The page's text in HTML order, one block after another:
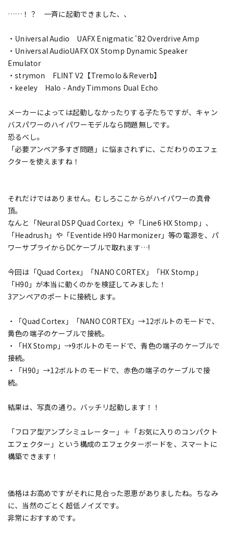
……！？ 一斉に起動できました、、
・Universal Audio UAFX Enigmatic '82 Overdrive Amp
・Universal AudioUAFX OX Stomp Dynamic Speaker
Emulator
・strymon FLINT V2【Tremolo＆Reverb】
・keeley Halo - Andy Timmons Dual Echo
メーカーによっては起動しなかったりする子たちですが、キャン
バスパワーのハイパワーモデルなら問題無しです。
恐るべし。
「必要アンペア多すぎ問題」に悩まされずに、こだわりのエフェ
クターを使えますね！
それだけではありません。むしろここからがハイパワーの真骨
頂。
なんと「Neural DSP Quad Cortex」や「Line6 HX Stomp」、
「Headrush」や「Eventide H90 Harmonizer」等の電源を、パ
ワーサプライからDCケーブルで取れます…!
今回は「Quad Cortex」「NANO CORTEX」「HX Stomp」
「H90」が本当に動くのかを検証してみました！
3アンペアのポートに接続します。
・「Quad Cortex」「NANO CORTEX」→12ボルトのモードで、
黄色の端子のケーブルで接続。
・「HX Stomp」→9ボルトのモードで、青色の端子のケーブルで
接続。
・「H90」→12ボルトのモードで、赤色の端子のケーブルで接
続。
結果は、写真の通り。バッチリ起動します！！
「フロア型アンプシミュレーター」＋「お気に入りのコンパクト
エフェクター」という構成のエフェクターボードを、スマートに
構築できます！
価格はお高めですがそれに見合った恩恵がありましたね。ちなみ
に、当然のごとく超低ノイズです。
非常におすすめです。